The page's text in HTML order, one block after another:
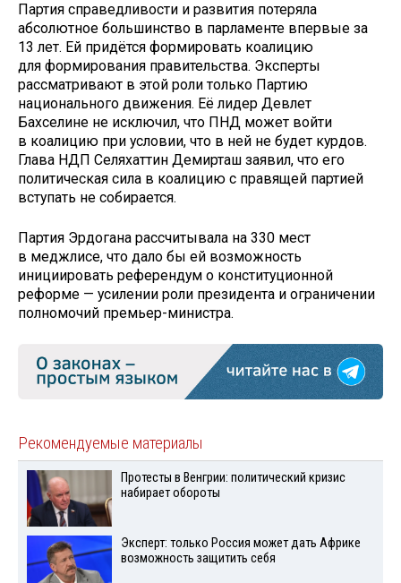
Партия справедливости и развития потеряла
абсолютное большинство в парламенте впервые за
13 лет. Ей придётся формировать коалицию
для формирования правительства. Эксперты
рассматривают в этой роли только Партию
национального движения. Её лидер Девлет
Бахселине не исключил, что ПНД может войти
в коалицию при условии, что в ней не будет курдов.
Глава НДП Селяхаттин Демирташ заявил, что его
политическая сила в коалицию с правящей партией
вступать не собирается.
Партия Эрдогана рассчитывала на 330 мест
в меджлисе, что дало бы ей возможность
инициировать референдум о конституционной
реформе — усилении роли президента и ограничении
полномочий премьер-министра.
Рекомендуемые материалы
Протесты в Венгрии: политический кризис
набирает обороты
Эксперт: только Россия может дать Африке
возможность защитить себя